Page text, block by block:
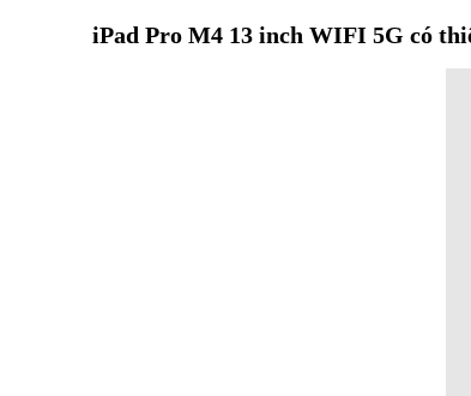
iPad Pro M4 13 inch WIFI 5G có